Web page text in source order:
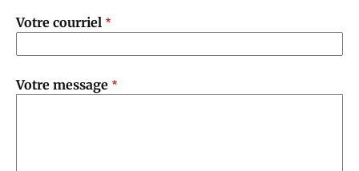
Votre courriel
Votre message